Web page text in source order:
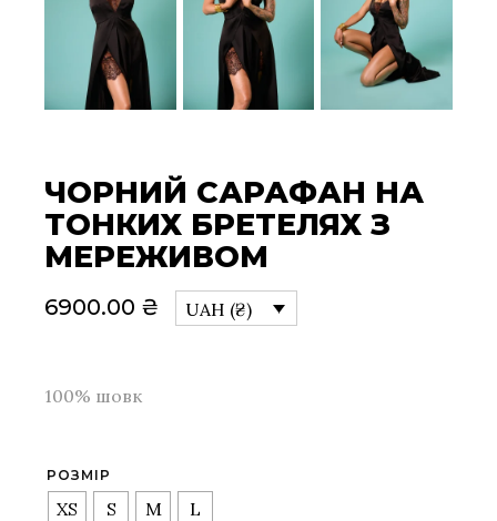
ЧОРНИЙ САРАФАН НА
ТОНКИХ БРЕТЕЛЯХ З
МЕРЕЖИВОМ
6900.00 ₴ UAH (₴)
100% шовк
РОЗМІР
XS S M L